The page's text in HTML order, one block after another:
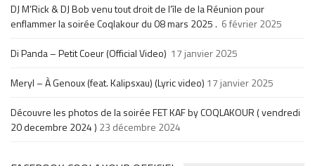
DJ M’Rick & DJ Bob venu tout droit de l’île de la Réunion pour
enflammer la soirée Coqlakour du 08 mars 2025 . 6 février 2025
Di Panda – Petit Coeur (Official Video) 17 janvier 2025
Meryl – À Genoux (feat. Kalipsxau) (Lyric video) 17 janvier 2025
Découvre les photos de la soirée FET KAF by COQLAKOUR ( vendredi
20 decembre 2024 ) 23 décembre 2024